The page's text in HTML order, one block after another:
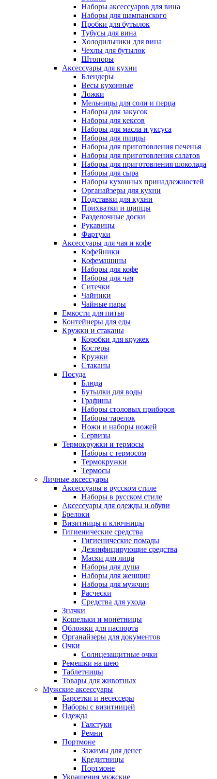
Наборы аксессуаров для вина
Наборы для шампанского
Пробки для бутылок
Тубусы для вина
Холодильники для вина
Чехлы для бутылок
Штопоры
Аксессуары для кухни
Блендеры
Весы кухонные
Ложки
Мельницы для соли и перца
Наборы для закусок
Наборы для кексов
Наборы для масла и уксуса
Наборы для пиццы
Наборы для приготовления печенья
Наборы для приготовления салатов
Наборы для приготовления шоколада
Наборы для сыра
Наборы кухонных принадлежностей
Органайзеры для кухни
Подставки для кухни
Прихватки и щипцы
Разделочные доски
Рукавицы
Фартуки
Аксессуары для чая и кофе
Кофейники
Кофемашины
Наборы для кофе
Наборы для чая
Ситечки
Чайники
Чайные пары
Емкости для питья
Контейнеры для еды
Кружки и стаканы
Коробки для кружек
Костеры
Кружки
Стаканы
Посуда
Блюда
Бутылки для воды
Графины
Наборы столовых приборов
Наборы тарелок
Ножи и наборы ножей
Сервизы
Термокружки и термосы
Наборы с термосом
Термокружки
Термосы
Личные аксессуары
Аксессуары в русском стиле
Наборы в русском стиле
Аксессуары для одежды и обуви
Брелоки
Визитницы и ключницы
Гигиенические средства
Гигиенические помады
Дезинфицирующие средства
Маски для лица
Наборы для душа
Наборы для женщин
Наборы для мужчин
Расчески
Средства для ухода
Значки
Кошельки и монетницы
Обложки для паспорта
Органайзеры для документов
Очки
Солнцезащитные очки
Ремешки на шею
Таблетницы
Товары для животных
Мужские аксессуары
Барсетки и несессеры
Наборы с визитницей
Одежда
Галстуки
Ремни
Портмоне
Зажимы для денег
Кредитницы
Портмоне
Украшения мужские